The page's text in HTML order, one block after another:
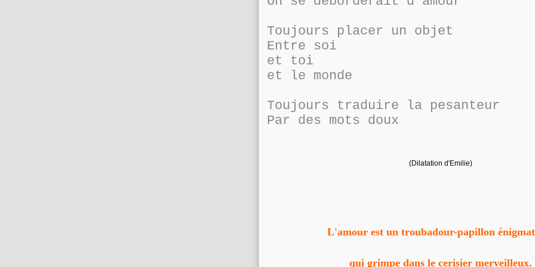
Toujours placer un objet
Entre soi
et toi
et le monde
Toujours traduire la pesanteur
Par des mots doux
(Dilatation d'Emilie)
L'amour est un troubadour-papillon
qui grimpe dans le cerisier merveilleux.